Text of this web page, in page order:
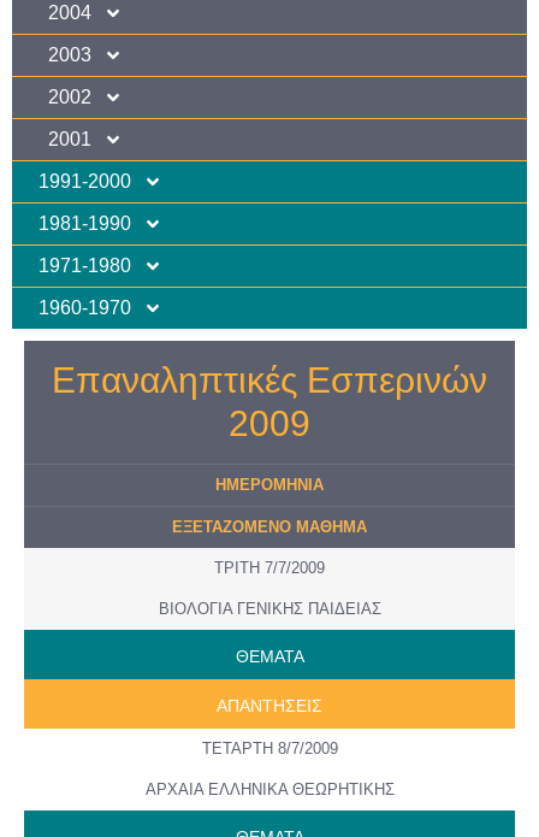
2004
2003
2002
2001
1991-2000
1981-1990
1971-1980
1960-1970
Επαναληπτικές Εσπερινών
2009
ΗΜΕΡΟMHNIA
ΕΞΕΤΑΖΟΜΕΝΟ ΜΑΘΗΜΑ
ΤΡΙΤΗ 7/7/2009
ΒΙΟΛΟΓΙΑ ΓΕΝΙΚΗΣ ΠΑΙΔΕΙΑΣ
ΘΕΜΑΤΑ
ΑΠΑΝΤΗΣΕΙΣ
ΤΕΤΑΡΤΗ 8/7/2009
ΑΡΧΑΙΑ ΕΛΛΗΝΙΚΑ ΘΕΩΡΗΤΙΚΗΣ